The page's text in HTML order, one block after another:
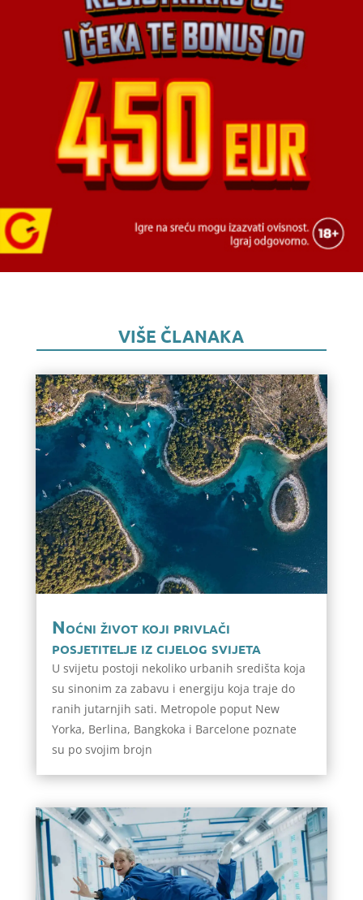
VIŠE ČLANAKA
Noćni život koji privlači
posjetitelje iz cijelog svijeta
U svijetu postoji nekoliko urbanih središta koja
su sinonim za zabavu i energiju koja traje do
ranih jutarnjih sati. Metropole poput New
Yorka, Berlina, Bangkoka i Barcelone poznate
su po svojim brojn